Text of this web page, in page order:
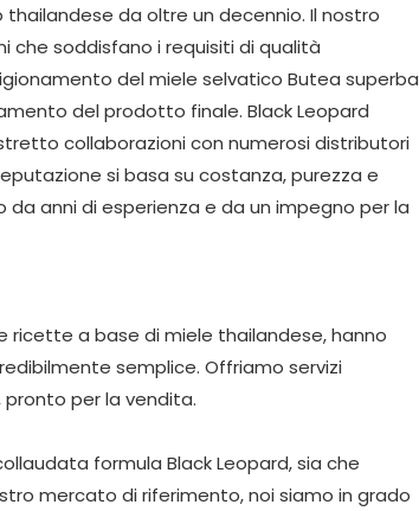
da oltre un decennio. Il nostro
che soddisfano i requisiti di qualità
del miele selvatico Butea superba
del prodotto finale. Black Leopard
collaborazioni con numerosi distributori
si basa su costanza, purezza e
anni di esperienza e da un impegno per la
ricette a base di miele thailandese, hanno
semplice. Offriamo servizi
per la vendita.
formula Black Leopard, sia che
mercato di riferimento, noi siamo in grado